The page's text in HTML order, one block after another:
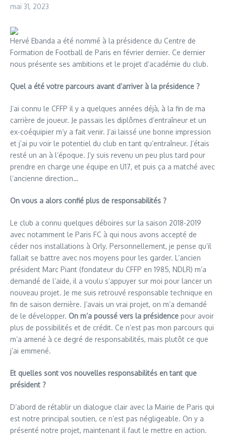
mai 31, 2023
Hervé Ebanda a été nommé à la présidence du Centre de
Formation de Football de Paris en février dernier. Ce dernier
nous présente ses ambitions et le projet d’académie du club.
Quel a été votre parcours avant d’arriver à la présidence ?
J’ai connu le CFFP il y a quelques années déjà, à la fin de ma
carrière de joueur. Je passais les diplômes d’entraîneur et un
ex-coéquipier m’y a fait venir. J’ai laissé une bonne impression
et j’ai pu voir le potentiel du club en tant qu’entraîneur. J’étais
resté un an à l’époque. J’y suis revenu un peu plus tard pour
prendre en charge une équipe en U17, et puis ça a matché avec
l’ancienne direction…
On vous a alors confié plus de responsabilités ?
Le club a connu quelques déboires sur la saison 2018-2019
avec notamment le Paris FC à qui nous avons accepté de
céder nos installations à Orly. Personnellement, je pense qu’il
fallait se battre avec nos moyens pour les garder. L’ancien
président Marc Piant (fondateur du CFFP en 1985, NDLR) m’a
demandé de l’aide, il a voulu s’appuyer sur moi pour lancer un
nouveau projet. Je me suis retrouvé responsable technique en
fin de saison dernière. J’avais un vrai projet, on m’a demandé
de le développer. On m’a poussé vers la présidence pour avoir
plus de possibilités et de crédit. Ce n’est pas mon parcours qui
m’a amené à ce degré de responsabilités, mais plutôt ce que
j’ai emmené.
Et quelles sont vos nouvelles responsabilités en tant que
président ?
D’abord de rétablir un dialogue clair avec la Mairie de Paris qui
est notre principal soutien, ce n’est pas négligeable. On y a
présenté notre projet, maintenant il faut le mettre en action.